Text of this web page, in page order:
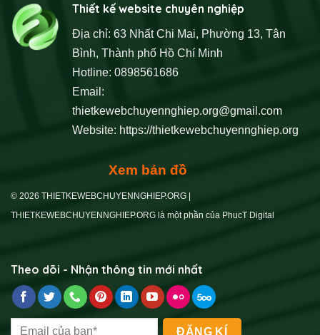
Thiết kế website chuyên nghiệp
Địa chỉ: 63 Nhất Chi Mai, Phường 13, Tân
Bình, Thành phố Hồ Chí Minh
Hotline: 0898561686
Email:
thietkewebchuyennghiep.org@gmail.com
Website: https://thietkewebchuyennghiep.org
Xem bản đồ
© 2026 THIETKEWEBCHUYENNGHIEP.ORG |
THIETKEWEBCHUYENNGHIEP.ORG là một phần của PhucT Digital
Theo dõi - Nhận thông tin mới nhất